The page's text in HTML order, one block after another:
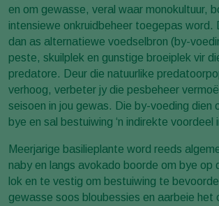
en om gewasse, veral waar monokultuur,
intensiewe onkruidbeheer toegepas word.
dan as alternatiewe voedselbron (by-
peste, skuilplek en gunstige broeiplek vir
predatore. Deur die natuurlike
verhoog, verbeter jy die pesbeheer
seisoen in jou gewas. Die by-voeding dien
bye en sal bestuiwing ‘n indirekte voordeel
Meerjarige basilieplante word reeds
naby en langs avokado boorde om bye op
lok en te vestig om bestuiwing te
gewasse soos bloubessies en aarbeie het